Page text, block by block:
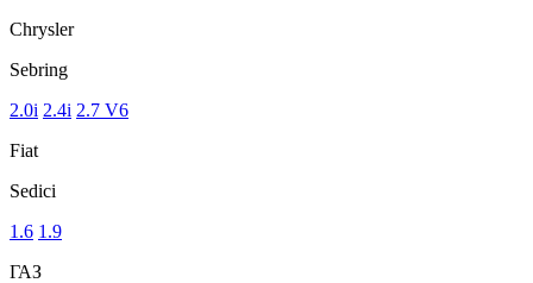
Chrysler
Sebring
2.0i 2.4i 2.7 V6
Fiat
Sedici
1.6 1.9
ГАЗ